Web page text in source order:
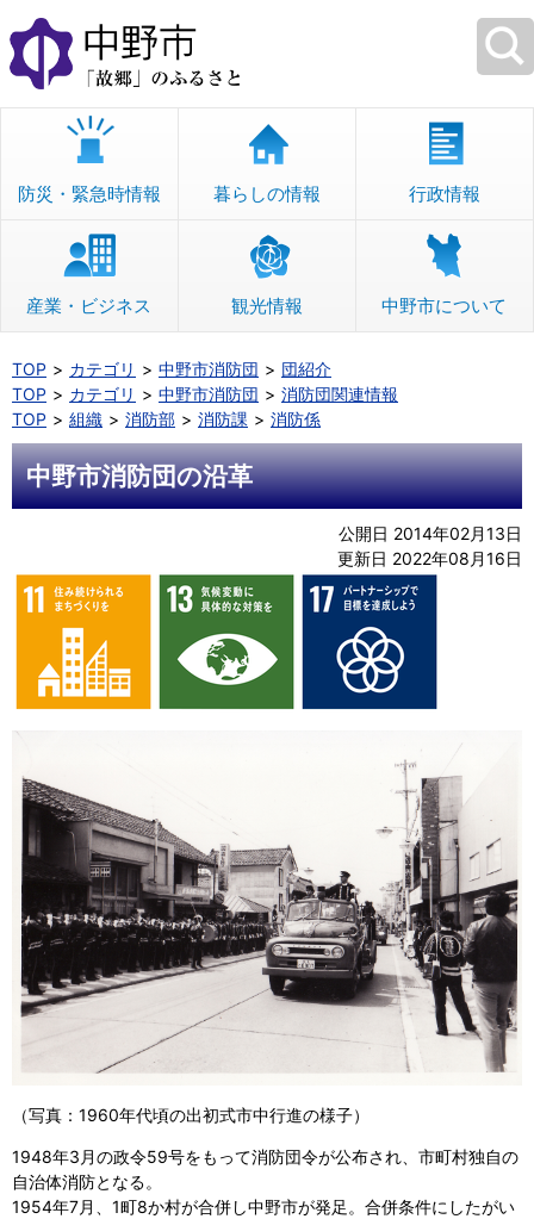
本
文
へ
移
防災・緊急時情報 暮らしの情報 行政情報
産業・ビジネス 観光情報 中野市について
TOP カテゴリ 中野市消防団
団紹介
TOP
カテゴリ 中野市消防団
消防団関連情報
TOP
組織 消防部 消防課 消防係
中野市消防団の沿革
公開日 2014年02月13日
更新日 2022年08月16日
（写真：1960年代頃の出初式市中行進の様子）
1948年3月の政令59号をもって消防団令が公布され、市町村独自の
自治体消防となる。
1954年7月、1町8か村が合併し中野市が発足。合併条件にしたがい